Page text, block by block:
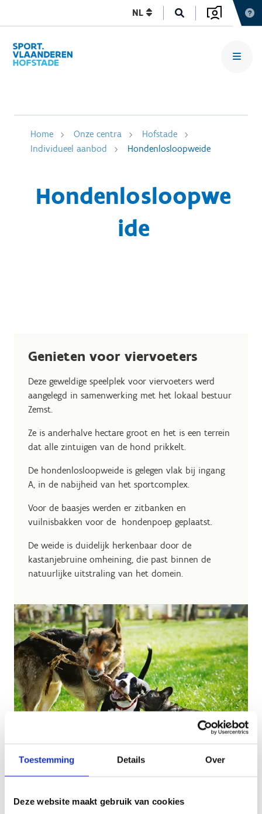
Toestemming Details Over
Deze website maakt gebruik van cookies
NL
Home Onze centra
Hofstade
Individueel aanbod
Hondenlosloopweide
Hondenlosloopwe
ide
Genieten voor viervoeters
Deze geweldige speelplek voor viervoeters werd
aangelegd in samenwerking met het lokaal bestuur
Zemst.
Ze is anderhalve hectare groot en het is een terrein
dat alle zintuigen van de hond prikkelt.
De hondenlosloopweide is gelegen vlak bij ingang
A, in de nabijheid van het sportcomplex.
Voor de baasjes werden er zitbanken en
vuilnisbakken voor de hondenpoep geplaatst.
De weide is duidelijk herkenbaar door de
kastanjebruine omheining, die past binnen de
natuurlijke uitstraling van het domein.